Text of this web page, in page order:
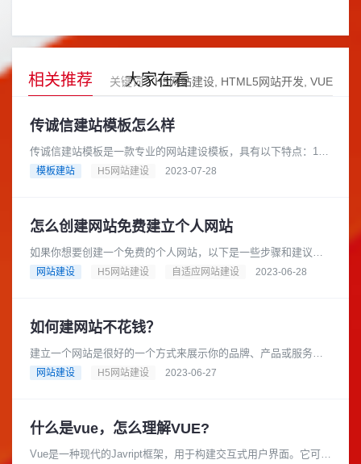
相关推荐 大家在看
关键词：H5网站建设 HTML5网站开发 VUE
传诚信建站模板怎么样
传诚信建站模板是一款专业的网站建设模板，具有以下特点：1.
高度定制化：传诚信建站模板提供了丰富的功能和灵活的布局，
模板建站 H5网站建设 2023-07-28
怎么创建网站免费建立个人网站
如果你想要创建一个免费的个人网站，以下是一些步骤和建议：
确定你的网站主题和目标受众：你需要决定你的网站主题和目标
网站建设 H5网站建设 自适应网站建设 2023-06-28
如何建网站不花钱？
建立一个网站是很好的一个方式来展示你的品牌、产品或服务。
但是，为了建立一个高质量的网站，通常需要花费大量的时间和
网站建设 H5网站建设 2023-06-27
什么是vue，怎么理解VUE?
Vue是一种现代的Javript框架，用于构建交互式用户界面。它可以